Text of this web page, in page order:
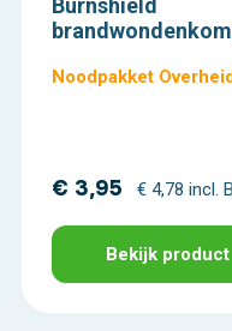
Burnshield
Noodpakket Overheid
€ 3,95 € 4,78 incl.
Bekijk product